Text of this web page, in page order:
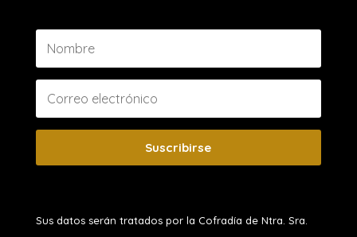
Suscribirse
Sus datos serán tratados por la Cofradía de Ntra. Sra.